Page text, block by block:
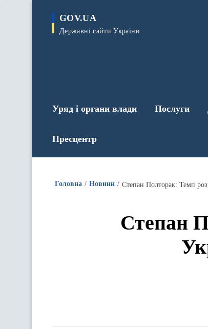
GOV.UA
Державні сайти України
Уряд і органи влади Послуги
Пресцентр
Головна Новини Степан Полторак: Темп
Степан